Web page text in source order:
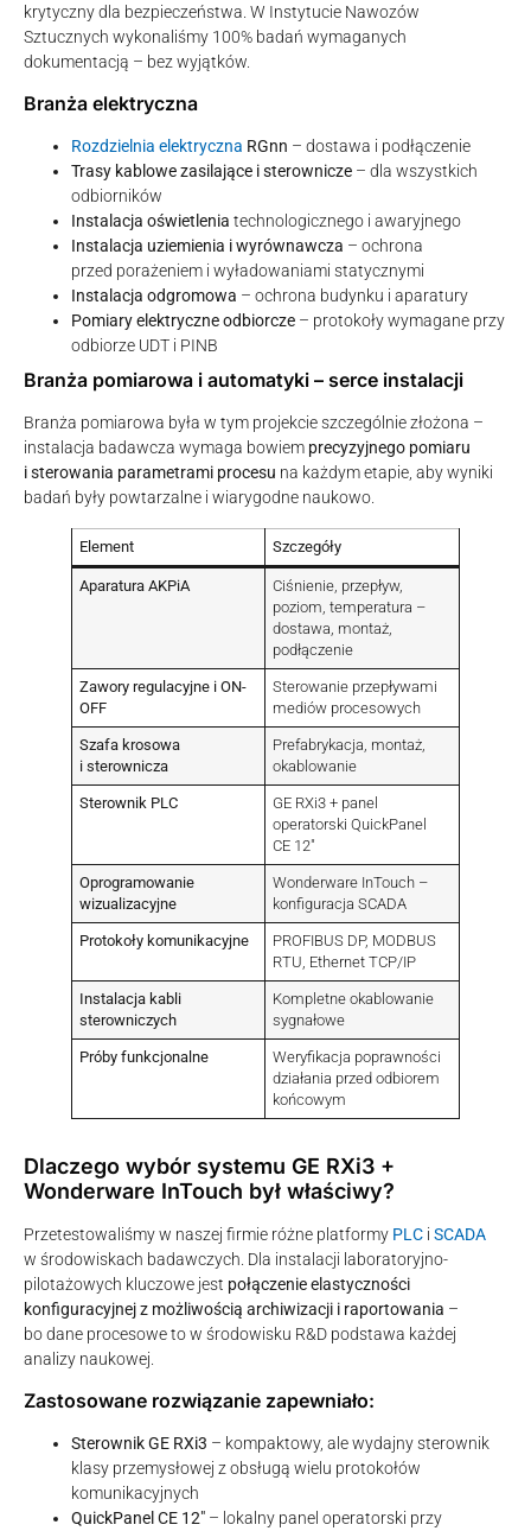
krytyczny dla bezpieczeństwa. W Instytucie Nawozów
Sztucznych wykonaliśmy 100% badań wymaganych
dokumentacją – bez wyjątków.
Branża elektryczna
Rozdzielnia elektryczna RGnn – dostawa i podłączenie
Trasy kablowe zasilające i sterownicze – dla wszystkich
odbiorników
Instalacja oświetlenia technologicznego i awaryjnego
Instalacja uziemienia i wyrównawcza – ochrona
przed porażeniem i wyładowaniami statycznymi
Instalacja odgromowa – ochrona budynku i aparatury
Pomiary elektryczne odbiorcze – protokoły wymagane przy
odbiorze UDT i PINB
Branża pomiarowa i automatyki – serce instalacji
Branża pomiarowa była w tym projekcie szczególnie złożona –
instalacja badawcza wymaga bowiem precyzyjnego pomiaru
i sterowania parametrami procesu na każdym etapie, aby wyniki
badań były powtarzalne i wiarygodne naukowo.
Element Szczegóły
Aparatura AKPiA
Ciśnienie, przepływ,
poziom, temperatura –
dostawa, montaż,
podłączenie
Zawory regulacyjne i ON-
OFF
Sterowanie przepływami
mediów procesowych
Szafa krosowa
i sterownicza
Prefabrykacja, montaż,
okablowanie
Sterownik PLC
GE RXi3 + panel
operatorski QuickPanel
CE 12″
Oprogramowanie
wizualizacyjne
Wonderware InTouch –
konfiguracja SCADA
Protokoły komunikacyjne
PROFIBUS DP, MODBUS
RTU, Ethernet TCP/IP
Instalacja kabli
sterowniczych
Kompletne okablowanie
sygnałowe
Próby funkcjonalne
Weryfikacja poprawności
działania przed odbiorem
końcowym
Dlaczego wybór systemu GE RXi3 +
Wonderware InTouch był właściwy?
Przetestowaliśmy w naszej firmie różne platformy PLC i SCADA
w środowiskach badawczych. Dla instalacji laboratoryjno-
pilotażowych kluczowe jest połączenie elastyczności
konfiguracyjnej z możliwością archiwizacji i raportowania –
bo dane procesowe to w środowisku R&D podstawa każdej
analizy naukowej.
Zastosowane rozwiązanie zapewniało:
Sterownik GE RXi3 – kompaktowy, ale wydajny sterownik
klasy przemysłowej z obsługą wielu protokołów
komunikacyjnych
QuickPanel CE 12″ – lokalny panel operatorski przy